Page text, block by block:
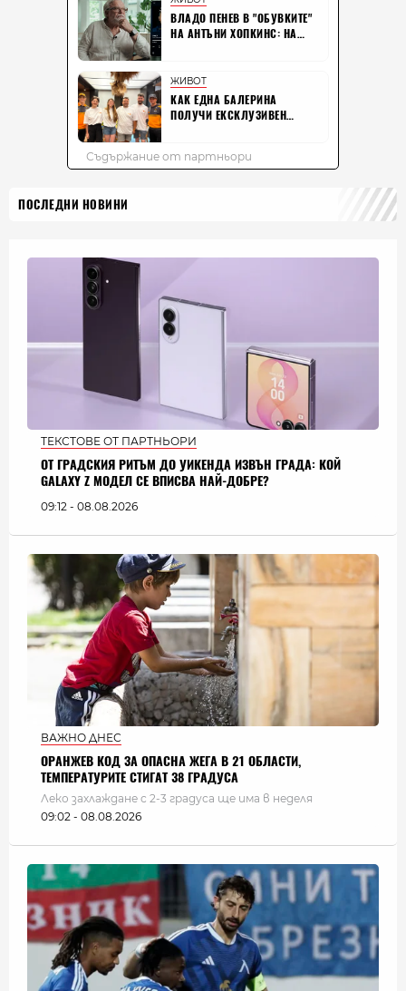
ПОСЛЕДНИ НОВИНИ
ТЕКСТОВЕ ОТ ПАРТНЬОРИ
ОТ ГРАДСКИЯ РИТЪМ ДО УИКЕНДА ИЗВЪН ГРАДА: КОЙ
GALAXY Z МОДЕЛ СЕ ВПИСВА НАЙ-ДОБРЕ?
09:12 - 08.08.2026
ВАЖНО ДНЕС
ОРАНЖЕВ КОД ЗА ОПАСНА ЖЕГА В 21 ОБЛАСТИ,
ТЕМПЕРАТУРИТЕ СТИГАТ 38 ГРАДУСА
Леко захлаждане с 2-3 градуса ще има в неделя
09:02 - 08.08.2026